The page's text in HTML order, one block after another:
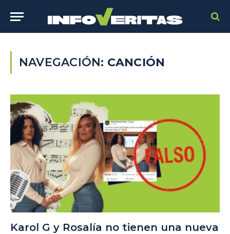
NAVEGACIÓN: CANCIÓN
Karol G y Rosalía no tienen una nueva